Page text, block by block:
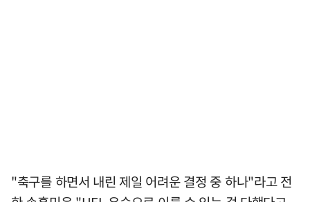
"축구를 하면서 내린 제일 어려운 결정 중 하나"라고 전